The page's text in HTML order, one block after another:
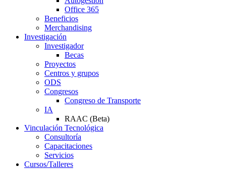
Office 365
Beneficios
Merchandising
Investigación
Investigador
Becas
Proyectos
Centros y grupos
ODS
Congresos
Congreso de Transporte
IA
RAAC (Beta)
Vinculación Tecnológica
Consultoría
Capacitaciones
Servicios
Cursos/Talleres